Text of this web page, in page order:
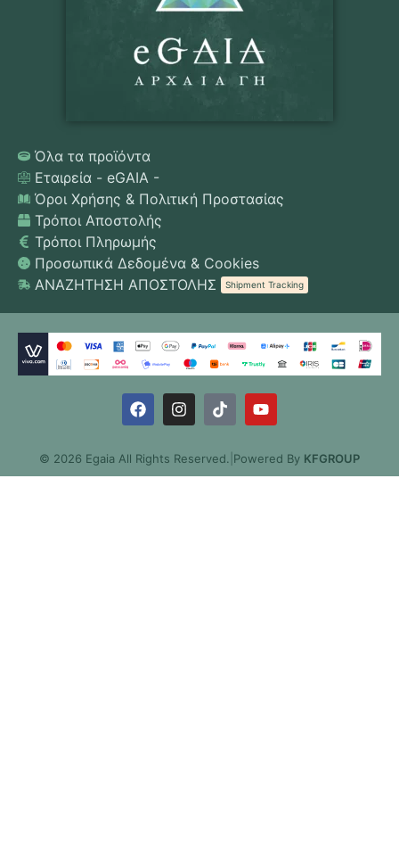
Όλα τα προϊόντα
Εταιρεία - eGAIA -
Όροι Χρήσης & Πολιτική Προστασίας
Τρόποι Αποστολής
Τρόποι Πληρωμής
Προσωπικά Δεδομένα & Cookies
ΑΝΑΖΗΤΗΣΗ ΑΠΟΣΤΟΛΗΣ
Shipment Tracking
© 2026 Egaia All Rights Reserved. Powered By KFGROUP